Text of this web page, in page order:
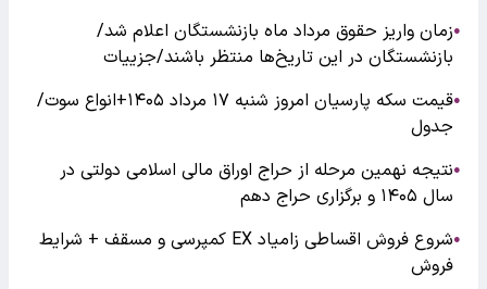
●زمان واریز حقوق مرداد ماه بازنشستگان اعلام شد/
بازنشستگان در این تاریخ‌ها منتظر باشند/جزییات
●
قیمت سکه پارسیان امروز شنبه ۱۷ مرداد ۱۴۰۵+انواع سوت/
جدول
●نتیجه نهمین مرحله از حراج اوراق مالی اسلامی دولتی در
سال ۱۴۰۵ و برگزاری حراج دهم
●
شروع فروش اقساطی زامیاد EX کمپرسی و مسقف + شرایط
فروش